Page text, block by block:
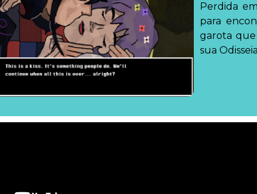
Perdida
para
garota que
sua